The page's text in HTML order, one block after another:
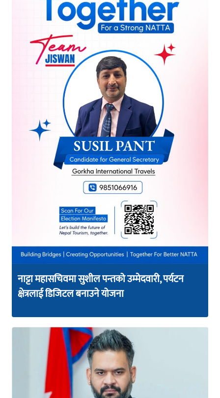
नाट्टा महासचिवमा सुशील पन्तको उम्मेदवारी, पर्यटन
क्षेत्रलाई डिजिटल बनाउने योजना